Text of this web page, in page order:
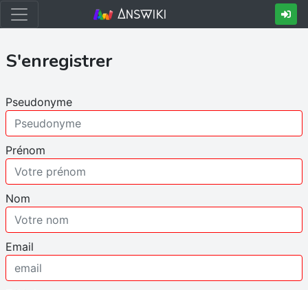
Answiki
S'enregistrer
Pseudonyme
Prénom
Nom
Email